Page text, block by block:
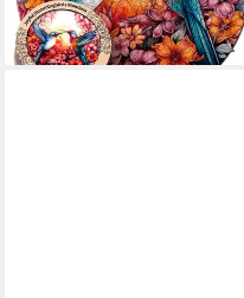
ab 24,90 €
lieferbar - in 3-4 Werktagen bei dir